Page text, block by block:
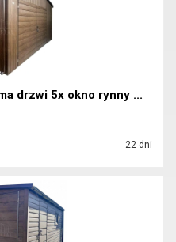
drzwi 5x okno rynny ...
22 dni